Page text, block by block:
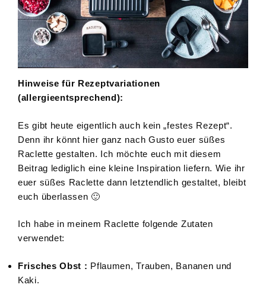
Hinweise für Rezeptvariationen
(allergieentsprechend):
Es gibt heute eigentlich auch kein „festes Rezept“.
Denn ihr könnt hier ganz nach Gusto euer süßes
Raclette gestalten. Ich möchte euch mit diesem
Beitrag lediglich eine kleine Inspiration liefern. Wie ihr
euer süßes Raclette dann letztendlich gestaltet, bleibt
euch überlassen 🙂
Ich habe in meinem Raclette folgende Zutaten
verwendet:
Frisches Obst : Pflaumen, Trauben, Bananen und
Kaki.